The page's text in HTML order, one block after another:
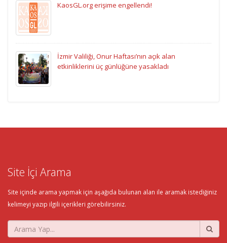
KaosGL.org erişime engellendi!
İzmir Valiliği, Onur Haftası’nın açık alan
etkinliklerini üç günlüğüne yasakladı
Site İçi Arama
Site içinde arama yapmak için aşağıda bulunan alan ile aramak istediğiniz
kelimeyi yazıp ilgili içerikleri görebilirsiniz.